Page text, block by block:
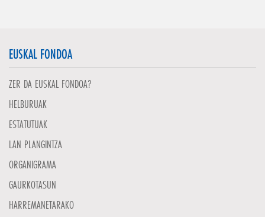
EUSKAL FONDOA
ZER DA EUSKAL FONDOA?
HELBURUAK
ESTATUTUAK
LAN PLANGINTZA
ORGANIGRAMA
GAURKOTASUN
HARREMANETARAKO